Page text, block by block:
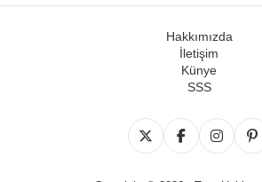
Hakkımızda
İletişim
Künye
SSS